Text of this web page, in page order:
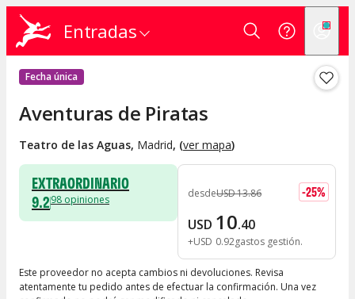
Entradas
Fecha única
Aventuras de Piratas
Teatro de las Aguas, Madrid, (ver mapa)
EXTRAORDINARIO
9.298 opiniones desdeUSD13.86 -25%
USD 10.40
+USD 0.92gastos gestión
Este proveedor no acepta cambios ni devoluciones. Revisa
atentamente tu pedido antes de efectuar la confirmación. Una vez